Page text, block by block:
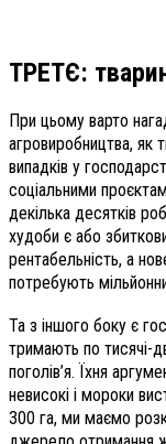
ТРЕТЄ:
При цьому варто
агровиробництва, як
випадків у
соціальними
декілька десятків
худоби є або
рентабельність, а
потребують
Та з іншого боку є
тримають по тисячі-
поголів’я. Їхня
невисокі і мороки
300 га, ми маємо